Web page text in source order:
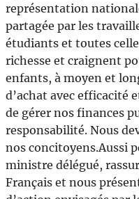
représentation
partagée par les
étudiants et toutes
richesse et craignent
enfants, à moyen et
d’achat avec efficacité
de gérer nos finances
responsabilité. Nous
nos concitoyens.Aussi
ministre délégué,
Français et nous